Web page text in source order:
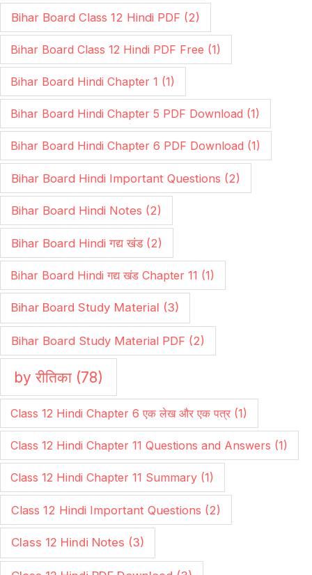
Bihar Board Class 12 Hindi PDF (2)
Bihar Board Class 12 Hindi PDF Free (1)
Bihar Board Hindi Chapter 1 (1)
Bihar Board Hindi Chapter 5 PDF Download (1)
Bihar Board Hindi Chapter 6 PDF Download (1)
Bihar Board Hindi Important Questions (2)
Bihar Board Hindi Notes (2)
Bihar Board Hindi गद्य खंड(2)
Bihar Board Hindi गद्य खंड Chapter 11 (1)
Bihar Board Study Material (3)
Bihar Board Study Material PDF (2)
by रीतिका(78)
Class 12 Hindi Chapter 6 एक लेख और एक पत्र (1)
Class 12 Hindi Chapter 11 Questions and Answers (1)
Class 12 Hindi Chapter 11 Summary (1)
Class 12 Hindi Important Questions (2)
Class 12 Hindi Notes (3)